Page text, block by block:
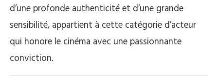
d’une profonde authenticité et d’une grande
sensibilité, appartient à cette catégorie d’acteur
qui honore le cinéma avec une passionnante
conviction.